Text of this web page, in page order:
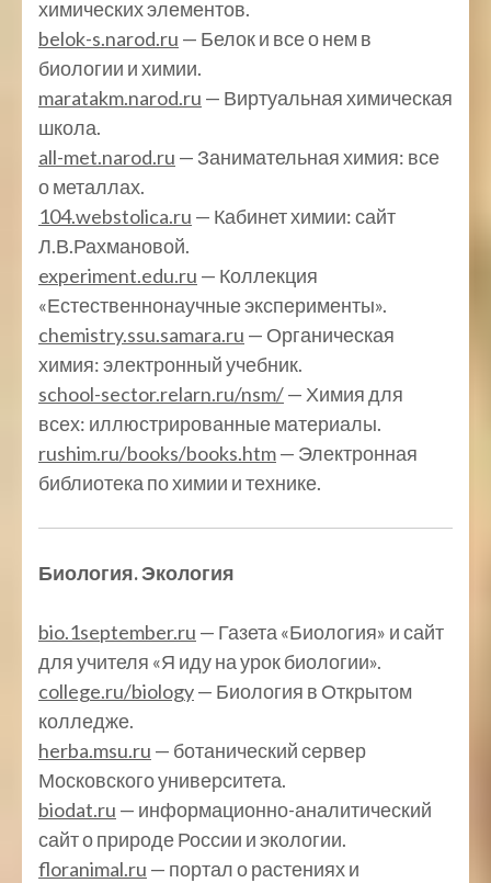
химических элементов.
belok-s.narod.ru — Белок и все о нем в
биологии и химии.
maratakm.narod.ru — Виртуальная химическая
школа.
all-met.narod.ru — Занимательная химия: все
о металлах.
104.webstolica.ru — Кабинет химии: сайт
Л.В.Рахмановой.
experiment.edu.ru — Коллекция
«Естественнонаучные эксперименты».
chemistry.ssu.samara.ru — Органическая
химия: электронный учебник.
school-sector.relarn.ru/nsm/— Химия для
всех: иллюстрированные материалы.
rushim.ru/books/books.htm— Электронная
библиотека по химии и технике.
Биология. Экология
bio.1september.ru — Газета «Биология» и сайт
для учителя «Я иду на урок биологии».
college.ru/biology— Биология в Открытом
колледже.
herba.msu.ru — ботанический сервер
Московского университета.
biodat.ru — информационно-аналитический
сайт о природе России и экологии.
floranimal.ru — портал о растениях и